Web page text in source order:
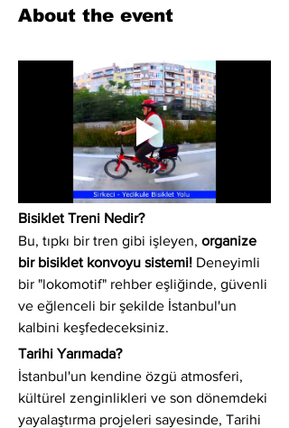
About the event
Bisiklet Treni Nedir?
Bu, tıpkı bir tren gibi işleyen, organize
bir bisiklet konvoyu sistemi! Deneyimli
bir "lokomotif" rehber eşliğinde, güvenli
ve eğlenceli bir şekilde İstanbul'un
kalbini keşfedeceksiniz.
Tarihi Yarımada?
İstanbul'un kendine özgü atmosferi,
kültürel zenginlikleri ve son dönemdeki
yayalaştırma projeleri sayesinde, Tarihi